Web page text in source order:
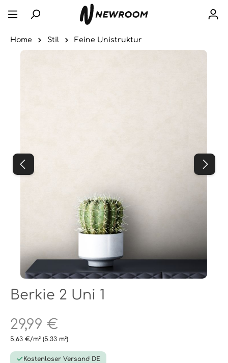
Home Stil Feine Unistruktur
Berkie 2 Uni 1
29,99 €
5,63 €/m² (5.33 m²)
Kostenloser Versand DE